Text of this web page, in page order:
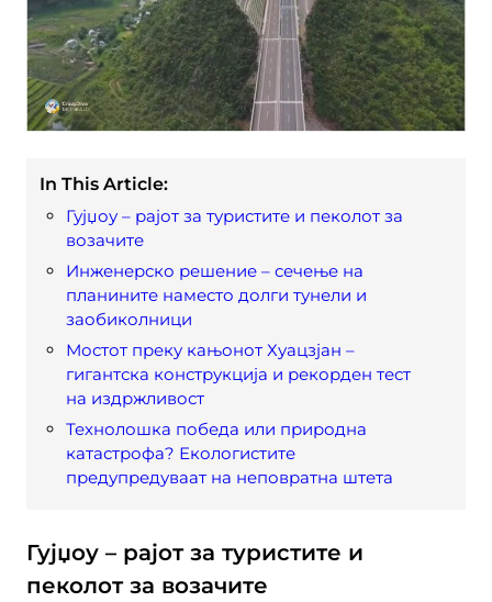
In This Article:
Гујџоу – рајот за туристите и пеколот за
возачите
Инженерско решение – сечење на
планините наместо долги тунели и
заобиколници
Мостот преку кањонот Хуацзјан –
гигантска конструкција и рекорден тест
на издржливост
Технолошка победа или природна
катастрофа? Екологистите
предупредуваат на неповратна штета
Гујџоу – рајот за туристите и
пеколот за возачите